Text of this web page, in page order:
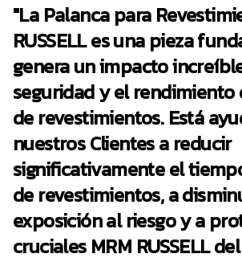
"La Palanca para
RUSSELL es una pieza
genera un impacto
seguridad y el rendimiento
de revestimientos. Está
nuestros Clientes a reducir
significativamente el
de revestimientos, a
exposición al riesgo y a
cruciales MRM RUSSELL